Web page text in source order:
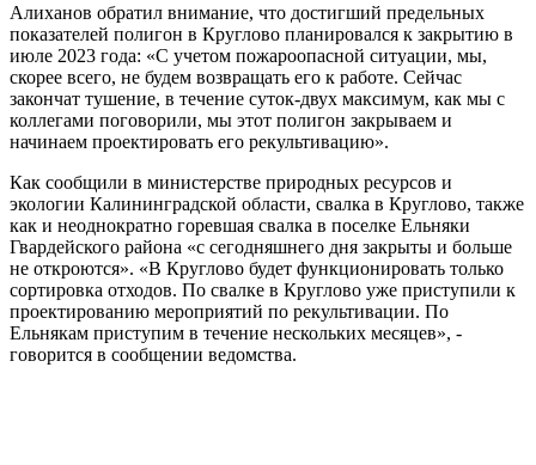
Алиханов обратил внимание, что достигший предельных
показателей полигон в Круглово планировался к закрытию в
июле 2023 года: «С учетом пожароопасной ситуации, мы,
скорее всего, не будем возвращать его к работе. Сейчас
закончат тушение, в течение суток-двух максимум, как мы с
коллегами поговорили, мы этот полигон закрываем и
начинаем проектировать его рекультивацию».
Как сообщили в министерстве природных ресурсов и
экологии Калининградской области, свалка в Круглово, также
как и неоднократно горевшая свалка в поселке Ельняки
Гвардейского района «с сегодняшнего дня закрыты и больше
не откроются». «В Круглово будет функционировать только
сортировка отходов. По свалке в Круглово уже приступили к
проектированию мероприятий по рекультивации. По
Ельнякам приступим в течение нескольких месяцев», -
говорится в сообщении ведомства.